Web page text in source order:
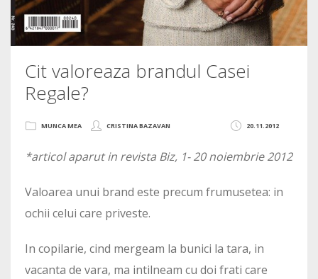
Cit valoreaza brandul Casei
Regale?
20.11.2012
MUNCA MEA CRISTINA BAZAVAN
*articol aparut in revista Biz, 1- 20 noiembrie 2012
Valoarea unui brand este precum frumusetea: in
ochii celui care priveste.
In copilarie, cind mergeam la bunici la tara, in
vacanta de vara, ma intilneam cu doi frati care